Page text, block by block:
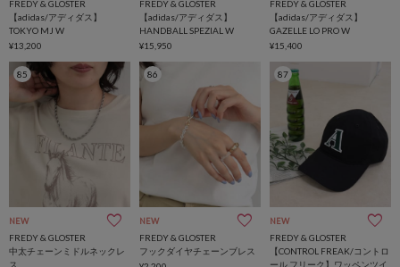
FREDY & GLOSTER
【adidas/アディダス】
TOKYO MJ W
¥13,200
FREDY & GLOSTER
【adidas/アディダス】
HANDBALL SPEZIAL W
¥15,950
FREDY & GLOSTER
【adidas/アディダス】
GAZELLE LO PRO W
¥15,400
85
NEW
FREDY & GLOSTER
中太チェーンミドルネックレ
ス
86
NEW
FREDY & GLOSTER
フックダイヤチェーンブレス
87
NEW
FREDY & GLOSTER
【CONTROL FREAK/コントロ
ール フリーク】ワッペンツイ